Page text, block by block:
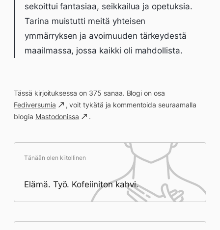
sekoittui fantasiaa, seikkailua ja opetuksia.
Tarina muistutti meitä yhteisen
ymmärryksen ja avoimuuden tärkeydestä
maailmassa, jossa kaikki oli mahdollista.
Tässä kirjoituksessa on 375 sanaa. Blogi on osa
Fediversumia
, voit tykätä ja kommentoida seuraamalla
blogia Mastodonissa .
Tänään olen kiitollinen
Elämä. Työ. Kofeiiniton kahvi.